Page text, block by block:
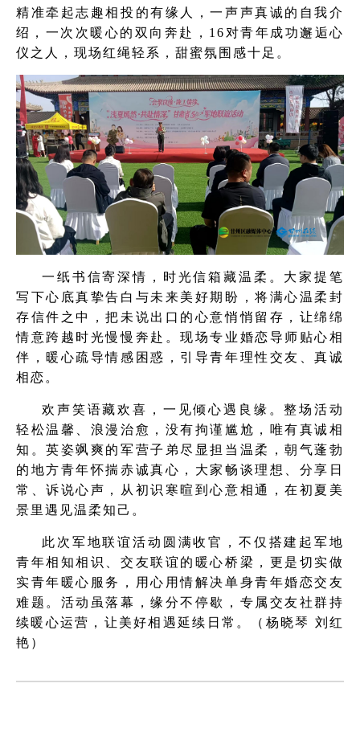
精准牵起志趣相投的有缘人，一声声真诚的自我介
绍，一次次暖心的双向奔赴，16对青年成功邂逅心
仪之人，现场红绳轻系，甜蜜氛围感十足。
一纸书信寄深情，时光信箱藏温柔。大家提笔
写下心底真挚告白与未来美好期盼，将满心温柔封
存信件之中，把未说出口的心意悄悄留存，让绵绵
情意跨越时光慢慢奔赴。现场专业婚恋导师贴心相
伴，暖心疏导情感困惑，引导青年理性交友、真诚
相恋。
欢声笑语藏欢喜，一见倾心遇良缘。整场活动
轻松温馨、浪漫治愈，没有拘谨尴尬，唯有真诚相
知。英姿飒爽的军营子弟尽显担当温柔，朝气蓬勃
的地方青年怀揣赤诚真心，大家畅谈理想、分享日
常、诉说心声，从初识寒暄到心意相通，在初夏美
景里遇见温柔知己。
此次军地联谊活动圆满收官，不仅搭建起军地
青年相知相识、交友联谊的暖心桥梁，更是切实做
实青年暖心服务，用心用情解决单身青年婚恋交友
难题。活动虽落幕，缘分不停歇，专属交友社群持
续暖心运营，让美好相遇延续日常。（杨晓琴 刘红
艳）